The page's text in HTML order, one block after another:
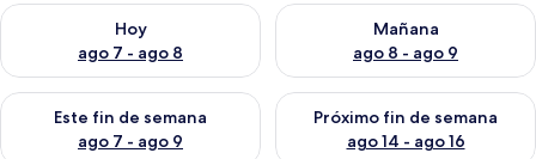
Hoy
ago 7 - ago 8
Consulta la disponibilidad para hoy ago 7 - ago 8
Mañana
ago 8 - ago 9
Consulta la disponibilidad
Este fin de semana
ago 7 - ago 9
Consulta la disponibilidad para este fin de semana ago 7 -
Próximo fin de semana
ago 14 - ago 16
Consulta la disponibilidad